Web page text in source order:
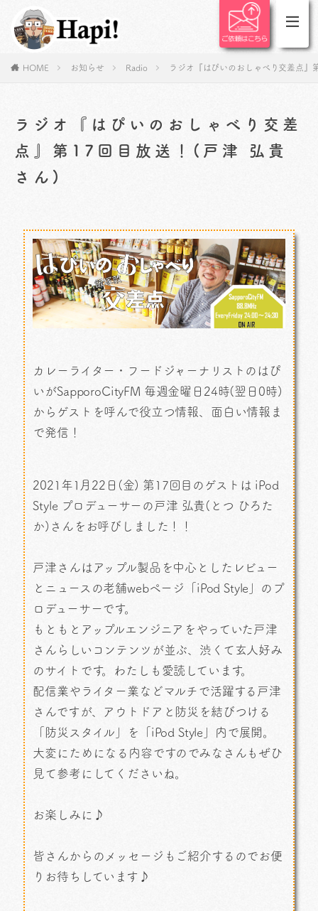
HOME お知らせ Radio ラジオ『はぴいのおしゃべり交差点
ラジオ『はぴいのおしゃべり交差
点』第17回目放送！(戸津 弘貴
さん)
カレーライター・フードジャーナリストのはぴ
いがSapporoCityFM 毎週金曜日24時(翌日0時)
からゲストを呼んで役立つ情報、面白い情報ま
で発信！
2021年1月22日(金) 第17回目のゲストは iPod
Style プロデューサーの戸津 弘貴(とつ ひろた
か)さんをお呼びしました！！
戸津さんはアップル製品を中心としたレビュー
とニュースの老舗webページ「iPod Style」のプ
ロデューサーです。
もともとアップルエンジニアをやっていた戸津
さんらしいコンテンツが並ぶ、渋くて玄人好み
のサイトです。わたしも愛読しています。
配信業やライター業などマルチで活躍する戸津
さんですが、アウトドアと防災を結びつける
「防災スタイル」を「iPod Style」内で展開。
大変にためになる内容ですのでみなさんもぜひ
見て参考にしてくださいね。
お楽しみに♪
皆さんからのメッセージもご紹介するのでお便
りお待ちしています♪